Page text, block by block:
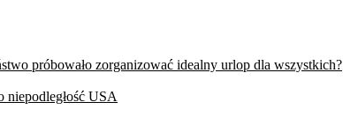
próbowało zorganizować idealny urlop dla wszystkich?
USA